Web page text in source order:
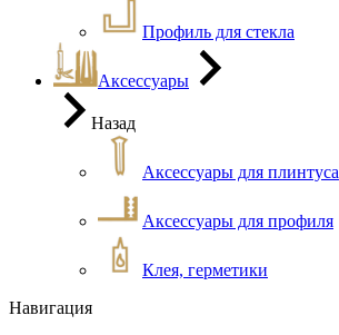
Профиль для стекла
Аксессуары
Назад
Аксессуары для плинтуса
Аксессуары для профиля
Клея, герметики
Навигация